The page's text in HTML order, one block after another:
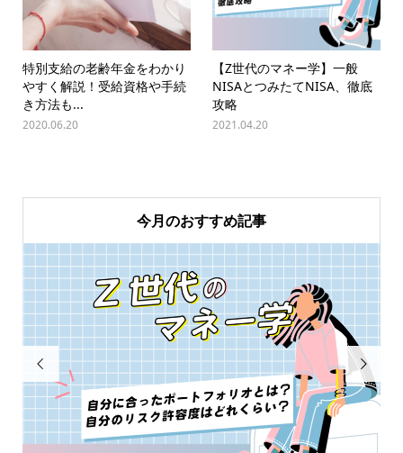
特別支給の老齢年金をわかり
やすく解説！受給資格や手続
き方法も...
2020.06.20
【Z世代のマネー学】一般
NISAとつみたてNISA、徹底
攻略
2021.04.20
今月のおすすめ記事
 